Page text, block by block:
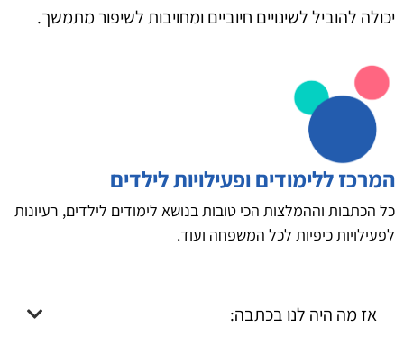
יכולה להוביל לשינויים חיוביים ומחויבות לשיפור מתמשך.
המרכז ללימודים ופעילויות לילדים
כל הכתבות וההמלצות הכי טובות בנושא לימודים לילדים, רעיונות
לפעילויות כיפיות לכל המשפחה ועוד.
אז מה היה לנו בכתבה: